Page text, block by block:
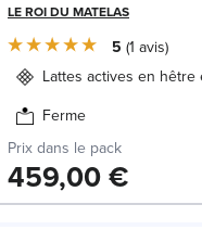
LE ROI DU MATELAS
5 1 avis
Lattes actives en hêtre
Ferme
Prix dans le pack
459,00 €